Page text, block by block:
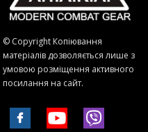
© Copyright Копіювання
матеріалів дозволяється лише з
умовою розміщення активного
посилання на сайт.